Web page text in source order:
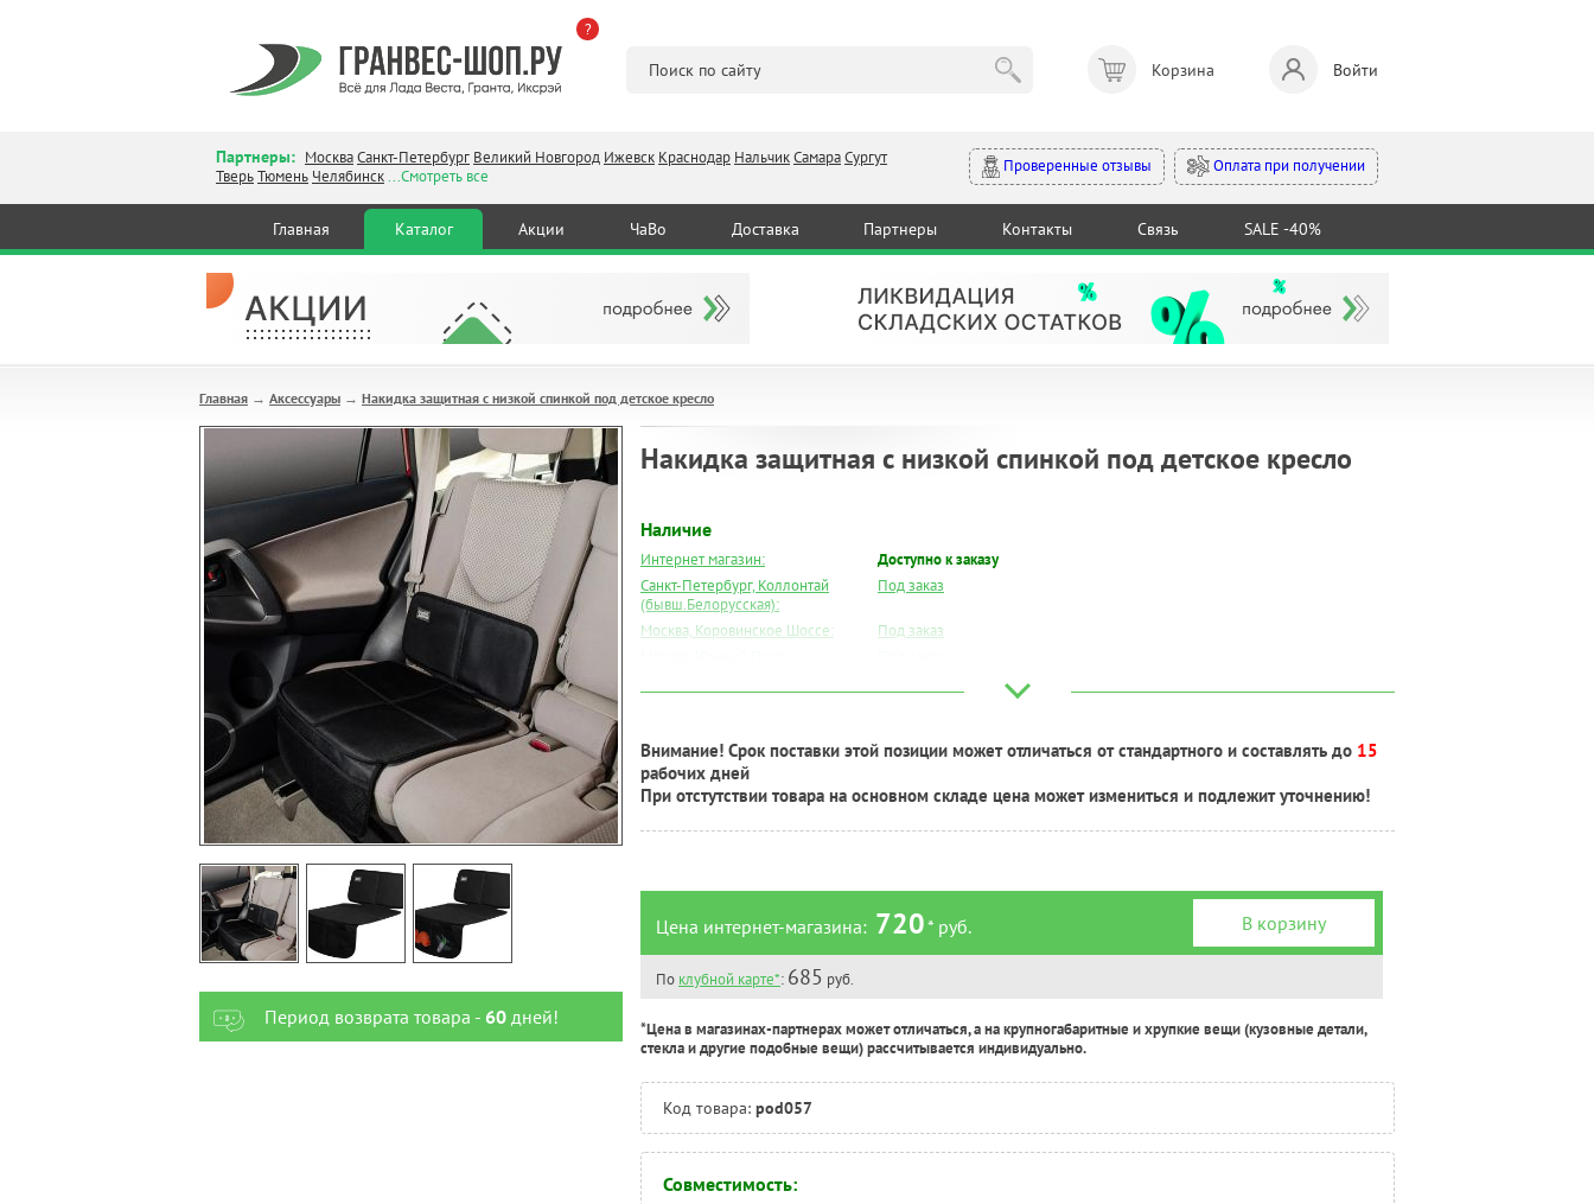
?
Корзина Войти
Партнеры: МоскваСанкт-Петербург Великий Новгород Ижевск Краснодар НальчикСамараСургут
ТверьТюмень Челябинск...Смотреть все
Проверенные отзывы Оплата при получении
Главная Каталог Акции ЧаВо Доставка Партнеры Контакты Связь SALE -40%
Главная → Аксессуары → Накидка защитная с низкой спинкой под детское кресло
Период возврата товара - 60дней!
Накидка защитная с низкой спинкой под детское кресло
Наличие
Интернет магазин:
Доступно к заказу
Санкт-Петербург, Коллонтай
(бывш.Белорусская):
Под заказ
Москва, Коровинское Шоссе:
Под заказ
Самара:
Под заказ
Тверь:
Внимание! Срок поставки этой позиции может отличаться от стандартного и составлять до 15
рабочих дней
При отстутствии товара на основном складе цена может измениться и подлежит уточнению!
Цена интернет-магазина: 720* руб. В корзину
По клубной карте*: 685 руб.
*Цена в магазинах-партнерах может отличаться, а на крупногабаритные и хрупкие вещи (кузовные детали,
стекла и другие подобные вещи) рассчитывается индивидуально.
Код товара: pod057
Совместимость: